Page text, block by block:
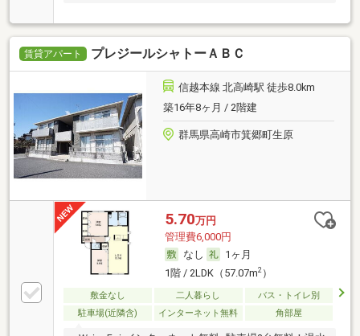
賃貸アパート プレジールシャトーＡＢＣ
信越本線 北高崎駅 徒歩8.0km
築16年8ヶ月 / 2階建
群馬県高崎市箕郷町生原
5.70万円
管理費6,000円
なし
1ヶ月
1階 / 2LDK（57.07m2）
敷金なし 二人暮らし
バス・トイレ別
駐車場(近隣含)
インターネット無料 角部屋